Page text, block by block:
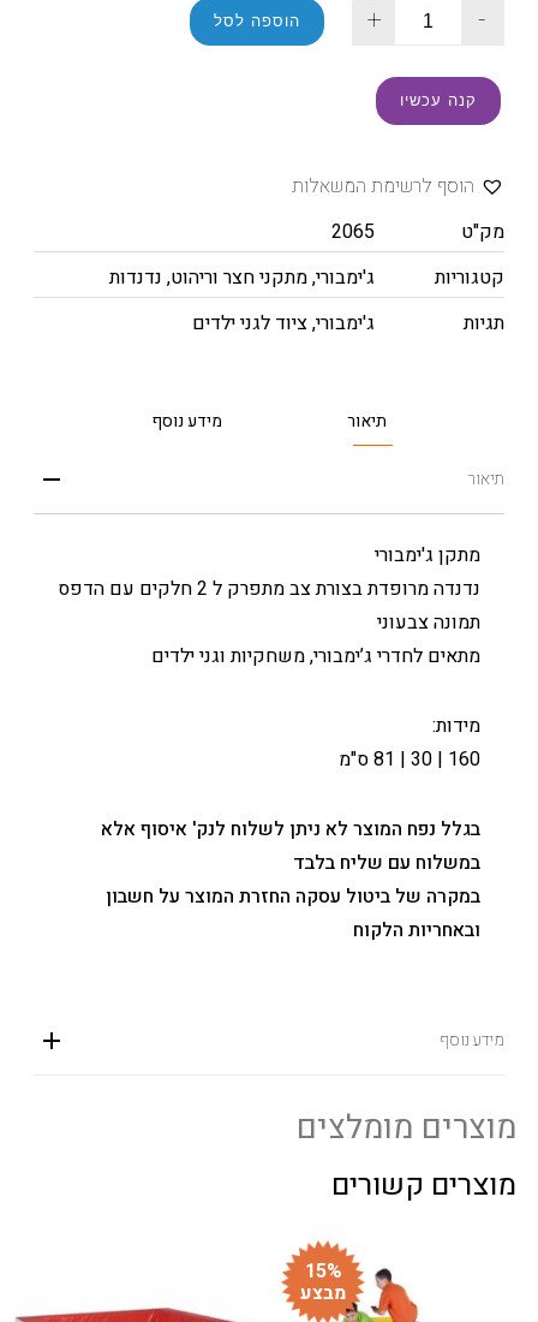
-
+ הוספה לסל
קנה עכשיו
הוסף לרשימת המשאלות
מק"ט
2065
קטגוריות
ג'ימבורי,מתקני חצר וריהוט, נדנדות
תגיות
ג'ימבורי,ציוד לגני ילדים
תיאור מידע נוסף
תיאור
מתקן ג'ימבורי
נדנדה מרופדת בצורת צב מתפרק ל 2 חלקים עם הדפס
תמונה צבעוני
מתאים לחדרי ג’ימבורי, משחקיות וגני ילדים
מידות:
160 | 30 | 81 ס"מ
בגלל נפח המוצר לא ניתן לשלוח לנק' איסוף אלא
במשלוח עם שליח בלבד
במקרה של ביטול עסקה החזרת המוצר על חשבון
ובאחריות הלקוח
מידע נוסף
מוצרים מומלצים
מוצרים קשורים
15%
מבצע